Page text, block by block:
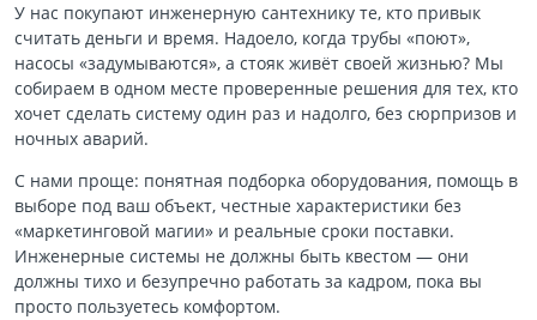
У нас покупают инженерную сантехнику те, кто привык
считать деньги и время. Надоело, когда трубы «поют»,
насосы «задумываются», а стояк живёт своей жизнью? Мы
собираем в одном месте проверенные решения для тех, кто
хочет сделать систему один раз и надолго, без сюрпризов и
ночных аварий.
С нами проще: понятная подборка оборудования, помощь в
выборе под ваш объект, честные характеристики без
«маркетинговой магии» и реальные сроки поставки.
Инженерные системы не должны быть квестом — они
должны тихо и безупречно работать за кадром, пока вы
просто пользуетесь комфортом.